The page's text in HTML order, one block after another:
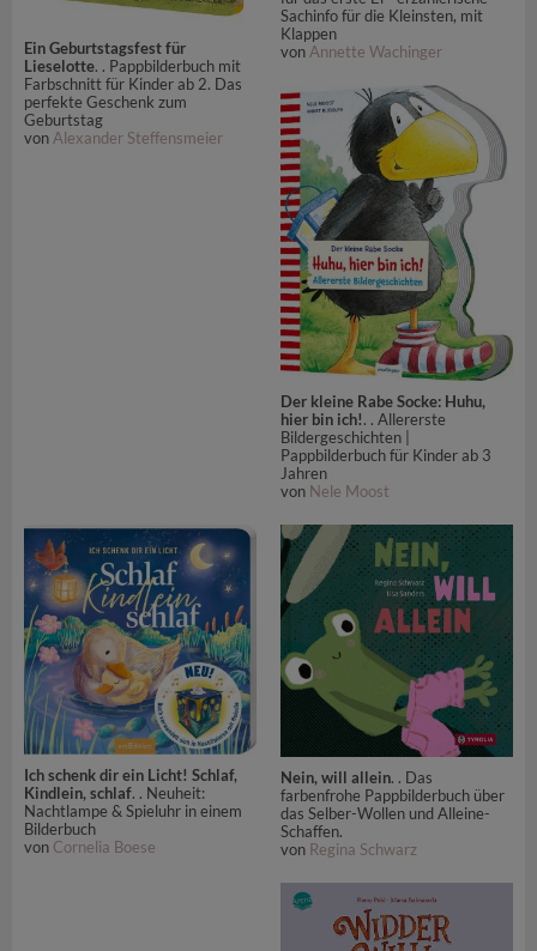
Ein Geburtstagsfest für
Lieselotte. . Pappbilderbuch mit
Farbschnitt für Kinder ab 2. Das
perfekte Geschenk zum
Geburtstag
von Alexander Steffensmeier
Sachinfo für die Kleinsten, mit
Klappen
von Annette Wachinger
Der kleine Rabe Socke: Huhu,
hier bin ich!. . Allererste
Bildergeschichten |
Pappbilderbuch für Kinder ab 3
Jahren
von Nele Moost
Ich schenk dir ein Licht! Schlaf,
Kindlein, schlaf. . Neuheit:
Nachtlampe & Spieluhr in einem
Bilderbuch
von Cornelia Boese
Nein, will allein. . Das
farbenfrohe Pappbilderbuch über
das Selber-Wollen und Alleine-
Schaffen.
von Regina Schwarz